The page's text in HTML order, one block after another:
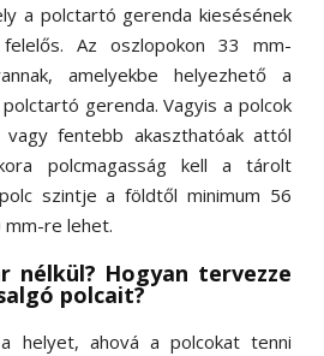
a polctartó gerenda kiesésének
felelős. Az oszlopokon 33 mm-
amelyekbe helyezhető a
gerenda. Vagyis a polcok
fentebb akaszthatóak attól
polcmagasság kell a tárolt
szintje a földtől minimum 56
mm-re lehet.
nélkül? Hogyan tervezze
polcait?
helyet, ahová a polcokat tenni